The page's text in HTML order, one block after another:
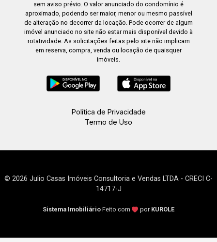
sem aviso prévio. O valor anunciado do condomínio é
aproximado, podendo ser maior, menor ou mesmo passível
de alteração no decorrer da locação. Pode ocorrer de algum
imóvel anunciado no site não estar mais disponível devido à
rotatividade. As solicitações feitas pelo site não implicam
em reserva, compra, venda ou locação de quaisquer
imóveis.
Política de Privacidade
Termo de Uso
© 2026 Julio Casas Imóveis Consultoria e Vendas LTDA - CRECI C-
14717-J
Sistema Imobiliário Feito com por KUROLE